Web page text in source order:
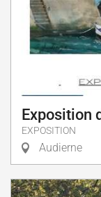
Exposition
EXPOSITION
Audierne